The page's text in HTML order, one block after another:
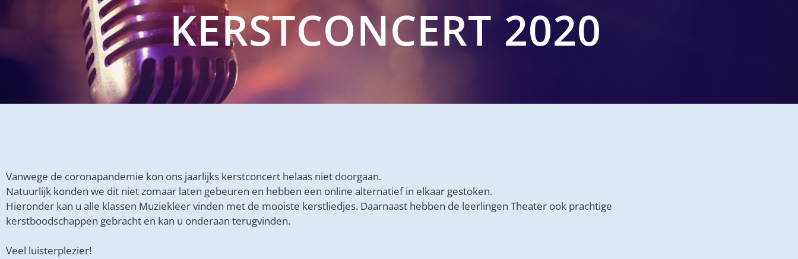
KERSTCONCERT 2020
Vanwege de coronapandemie kon ons jaarlijks kerstconcert helaas niet doorgaan.
Natuurlijk konden we dit niet zomaar laten gebeuren en hebben een online alternatief in elkaar gestoken.
Hieronder kan u alle klassen Muziekleer vinden met de mooiste kerstliedjes. Daarnaast hebben de leerlingen Theater ook prachtige
kerstboodschappen gebracht en kan u onderaan terugvinden.
Veel luisterplezier!